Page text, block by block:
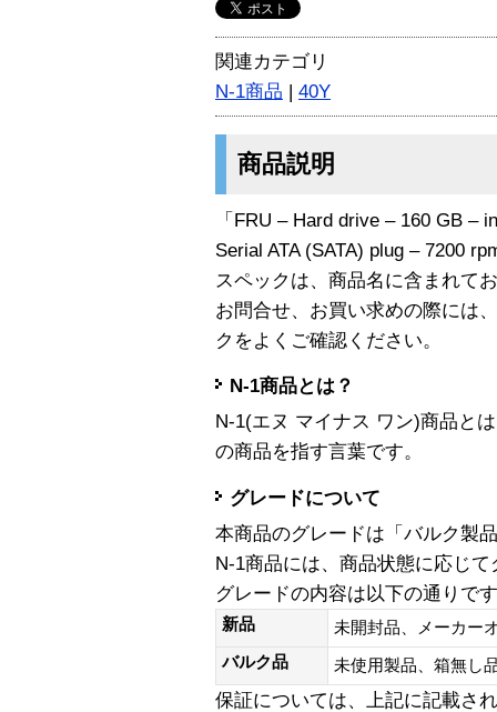
関連カテゴリ
N-1商品 | 40Y
商品説明
「FRU – Hard drive – 160 GB –
Serial ATA (SATA) plug – 7200
スペックは、商品名に含まれて
お問合せ、お買い求めの際には
クをよくご確認ください。
N-1商品とは？
N-1(エヌ マイナス ワン)商品と
の商品を指す言葉です。
グレードについて
本商品のグレードは「バルク製
N-1商品には、商品状態に応じ
グレードの内容は以下の通りで
新品
未開封品、メーカー
バルク品
未使用製品、箱無
保証については、上記に記載さ